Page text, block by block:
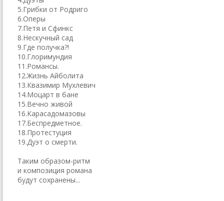
5.Грибки от Родриго
6.Оперы
7.Петя и Сфинкс
8.Нескучный сад
9.Где получка?!
10.Глоримундия
11.Романсы.
12.Жизнь Айболита
13.Квазимир Мухлевич
14.Моцарт в бане
15.Вечно живой
16.Карасадомазовы
17.Беспредметное.
18.Протестуция
19.Дуэт о смерти.
Таким образом-ритм
и композиция романа
будут сохранены...